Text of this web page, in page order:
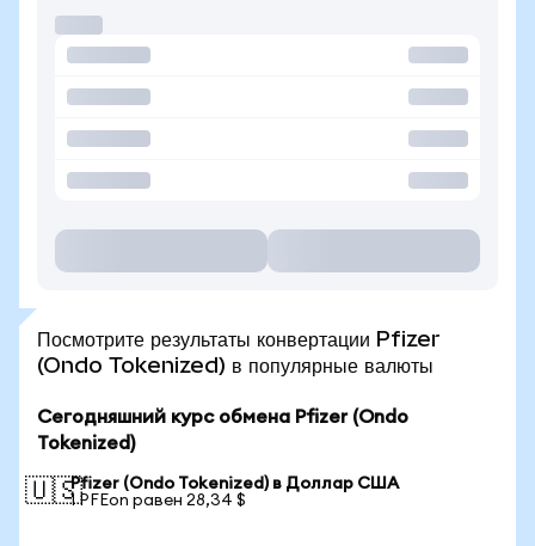
Посмотрите результаты конвертации Pfizer
(Ondo Tokenized) в популярные валюты
Сегодняшний курс обмена Pfizer (Ondo
Tokenized)
🇺🇸Pfizer (Ondo Tokenized) в Доллар США
1 PFEon равен 28,34 $